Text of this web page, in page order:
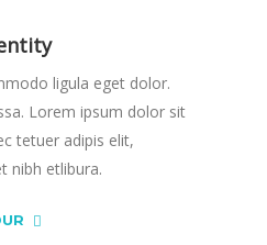
ligula eget dolor.
Lorem ipsum dolor sit
tetuer adipis elit,
nibh etlibura.